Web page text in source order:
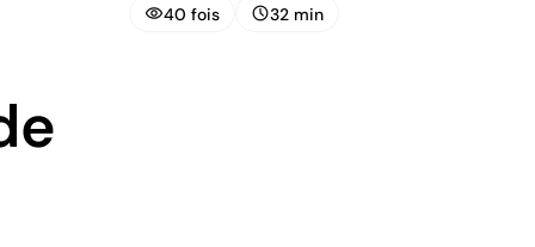
visibility40 fois schedule32 min